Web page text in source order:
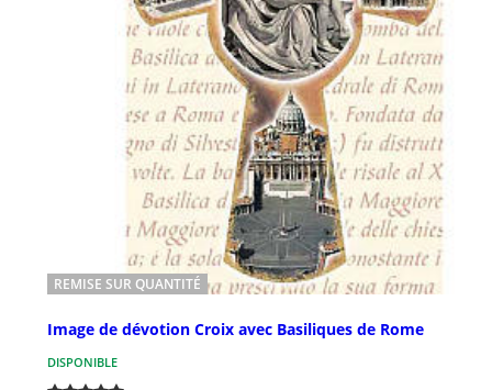
REMISE SUR QUANTITÉ
Image de dévotion Croix avec Basiliques de Rome
DISPONIBLE